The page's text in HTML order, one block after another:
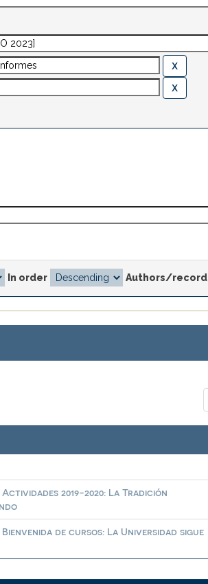
In order Authors/record
2019-2020: La Tradición
de cursos: La Universidad sigue